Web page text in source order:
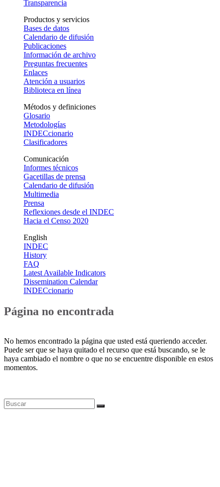
Transparencia
Productos y servicios
Bases de datos
Calendario de difusión
Publicaciones
Información de archivo
Preguntas frecuentes
Enlaces
Atención a usuarios
Biblioteca en línea
Métodos y definiciones
Glosario
Metodologías
INDECcionario
Clasificadores
Comunicación
Informes técnicos
Gacetillas de prensa
Calendario de difusión
Multimedia
Prensa
Reflexiones desde el INDEC
Hacia el Censo 2020
English
INDEC
History
FAQ
Latest Available Indicators
Dissemination Calendar
INDECcionario
Página no encontrada
No hemos encontrado la página que usted está queriendo acceder.
Puede ser que se haya quitado el recurso que está buscando, se le
haya cambiado el nombre o que no se encuentre disponible en estos
momentos.